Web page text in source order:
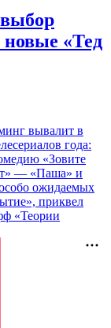
выбор
«Тед
вывалит в
года:
«Зовите
— «Паша» и
ожидаемых
приквел
«Теории